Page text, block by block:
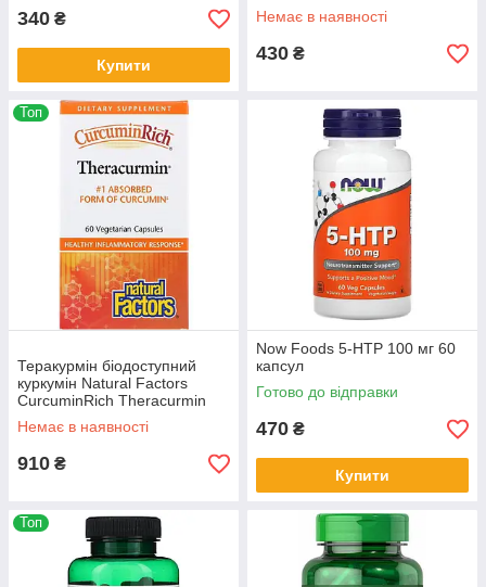
340 ₴
Купити
Немає в наявності
430 ₴
Топ
Теракурмін біодоступний
куркумін Natural Factors
CurcuminRich Theracurmin
Curcumin куркума екстракт 60
капсул
Немає в наявності
910 ₴
Now Foods 5-НТР 100 мг 60
капсул
Готово до відправки
470 ₴
Купити
Топ